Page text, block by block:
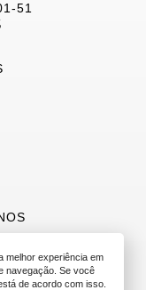
51
melhor experiência em
navegação. Se você
de acordo com isso.